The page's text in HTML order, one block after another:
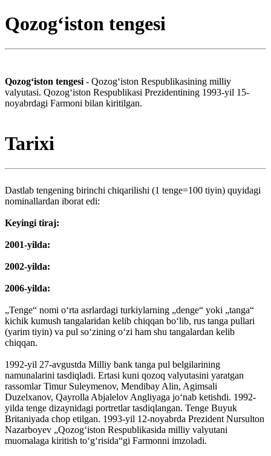
Qozogʻiston tengesi
Qozogʻiston tengesi - Qozogʻiston Respublikasining milliy
valyutasi. Qozogʻiston Respublikasi Prezidentining 1993-yil 15-
noyabrdagi Farmoni bilan kiritilgan.
Tarixi
Dastlab tengening birinchi chiqarilishi (1 tenge=100 tiyin) quyidagi
nominallardan iborat edi:
Keyingi tiraj:
2001-yilda:
2002-yilda:
2006-yilda:
„Tenge“ nomi oʻrta asrlardagi turkiylarning „denge“ yoki „tanga“
kichik kumush tangalaridan kelib chiqqan boʻlib, rus tanga pullari
(yarim tiyin) va pul soʻzining oʻzi ham shu tangalardan kelib
chiqqan.
1992-yil 27-avgustda Milliy bank tanga pul belgilarining
namunalarini tasdiqladi. Ertasi kuni qozoq valyutasini yaratgan
rassomlar Timur Suleymenov, Mendibay Alin, Agimsali
Duzelxanov, Qayrolla Abjalelov Angliyaga joʻnab ketishdi. 1992-
yilda tenge dizaynidagi portretlar tasdiqlangan. Tenge Buyuk
Britaniyada chop etilgan. 1993-yil 12-noyabrda Prezident Nursulton
Nazarboyev „Qozogʻiston Respublikasida milliy valyutani
muomalaga kiritish toʻgʻrisida“gi Farmonni imzoladi.